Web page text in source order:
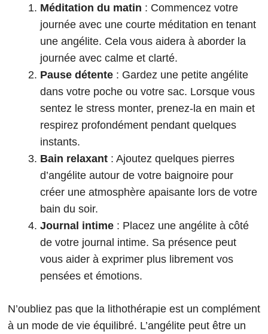
Méditation du matin : Commencez votre
journée avec une courte méditation en tenant
une angélite. Cela vous aidera à aborder la
journée avec calme et clarté.
Pause détente : Gardez une petite angélite
dans votre poche ou votre sac. Lorsque vous
sentez le stress monter, prenez-la en main et
respirez profondément pendant quelques
instants.
Bain relaxant : Ajoutez quelques pierres
d’angélite autour de votre baignoire pour
créer une atmosphère apaisante lors de votre
bain du soir.
Journal intime : Placez une angélite à côté
de votre journal intime. Sa présence peut
vous aider à exprimer plus librement vos
pensées et émotions.
N’oubliez pas que la lithothérapie est un complément
à un mode de vie équilibré. L’angélite peut être un